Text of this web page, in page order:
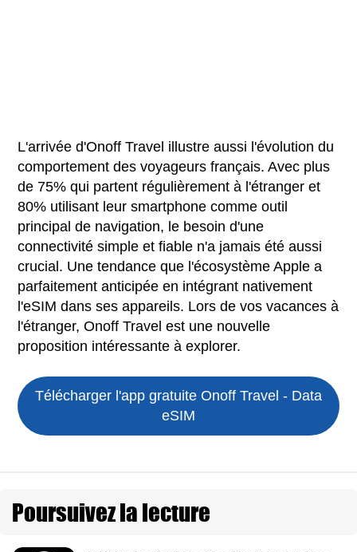
L'arrivée d'Onoff Travel illustre aussi l'évolution du
comportement des voyageurs français. Avec plus
de 75% qui partent régulièrement à l'étranger et
80% utilisant leur smartphone comme outil
principal de navigation, le besoin d'une
connectivité simple et fiable n'a jamais été aussi
crucial. Une tendance que l'écosystème Apple a
parfaitement anticipée en intégrant nativement
l'eSIM dans ses appareils. Lors de vos vacances à
l'étranger, Onoff Travel est une nouvelle
proposition intéressante à explorer.
Télécharger l'app gratuite Onoff Travel - Data
eSIM
Poursuivez la lecture